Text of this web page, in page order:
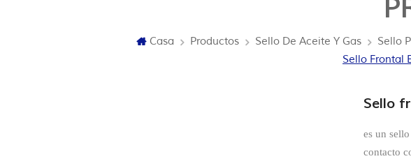
Casa Productos Sello De Aceite Y Gas Sello
Sello Frontal
Sello
es un
contacto